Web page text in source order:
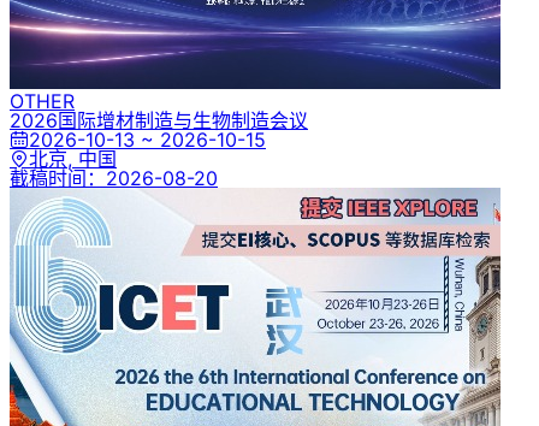
OTHER
2026国际增材制造与生物制造会议
2026-10-13 ~ 2026-10-15
北京, 中国
截稿时间： 2026-08-20